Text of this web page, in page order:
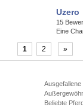
Uzero
15
Eine
1 2 »
Beliebte